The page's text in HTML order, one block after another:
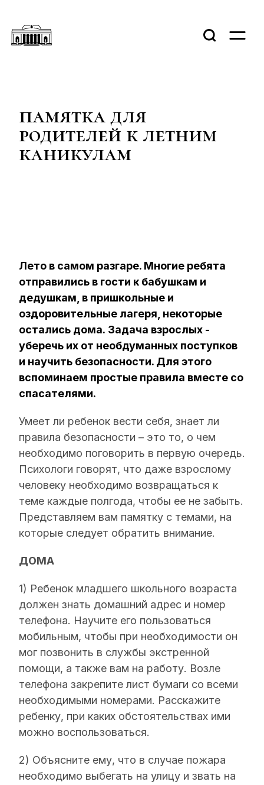
памятка для
родителей к летним
каникулам
Лето в самом разгаре. Многие ребята
отправились в гости к бабушкам и
дедушкам, в пришкольные и
оздоровительные лагеря, некоторые
остались дома. Задача взрослых -
уберечь их от необдуманных поступков
и научить безопасности. Для этого
вспоминаем простые правила вместе со
спасателями.
Умеет ли ребенок вести себя, знает ли
правила безопасности – это то, о чем
необходимо поговорить в первую очередь.
Психологи говорят, что даже взрослому
человеку необходимо возвращаться к
теме каждые полгода, чтобы ее не забыть.
Представляем вам памятку с темами, на
которые следует обратить внимание.
ДОМА
1) Ребенок младшего школьного возраста
должен знать домашний адрес и номер
телефона. Научите его пользоваться
мобильным, чтобы при необходимости он
мог позвонить в службы экстренной
помощи, а также вам на работу. Возле
телефона закрепите лист бумаги со всеми
необходимыми номерами. Расскажите
ребенку, при каких обстоятельствах ими
можно воспользоваться.
2) Объясните ему, что в случае пожара
необходимо выбегать на улицу и звать на